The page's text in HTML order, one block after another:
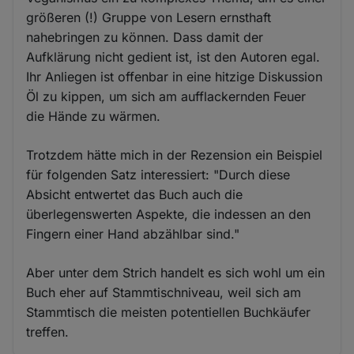
größeren (!) Gruppe von Lesern ernsthaft
nahebringen zu können. Dass damit der
Aufklärung nicht gedient ist, ist den Autoren egal.
Ihr Anliegen ist offenbar in eine hitzige Diskussion
Öl zu kippen, um sich am aufflackernden Feuer
die Hände zu wärmen.
Trotzdem hätte mich in der Rezension ein Beispiel
für folgenden Satz interessiert: "Durch diese
Absicht entwertet das Buch auch die
überlegenswerten Aspekte, die indessen an den
Fingern einer Hand abzählbar sind."
Aber unter dem Strich handelt es sich wohl um ein
Buch eher auf Stammtischniveau, weil sich am
Stammtisch die meisten potentiellen Buchkäufer
treffen.